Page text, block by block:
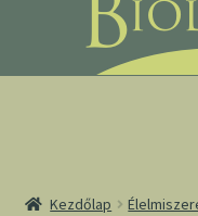
navigációhoz
tartalomba
Kezdőlap